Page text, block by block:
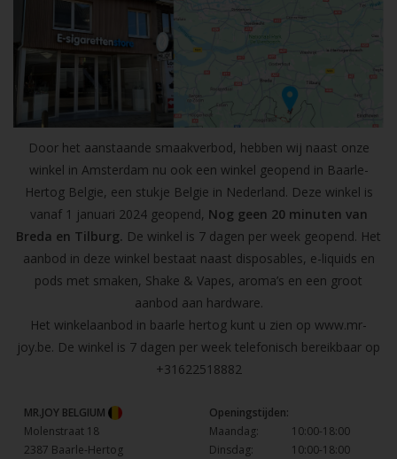
Door het aanstaande smaakverbod, hebben wij naast onze
winkel in Amsterdam nu ook een winkel geopend in Baarle-
Hertog Belgie, een stukje Belgie in Nederland. Deze winkel is
vanaf 1 januari 2024 geopend, Nog geen 20 minuten van
Breda en Tilburg. De winkel is 7 dagen per week geopend. Het
aanbod in deze winkel bestaat naast disposables, e-liquids en
pods met smaken, Shake & Vapes, aroma’s en een groot
aanbod aan hardware.
Het winkelaanbod in baarle hertog kunt u zien op www.mr-
joy.be. De winkel is 7 dagen per week telefonisch bereikbaar op
+31622518882
MR.JOY BELGIUM
Molenstraat 18
2387 Baarle-Hertog
Openingstijden:
Maandag:
10:00-18:00
Dinsdag:
10:00-18:00